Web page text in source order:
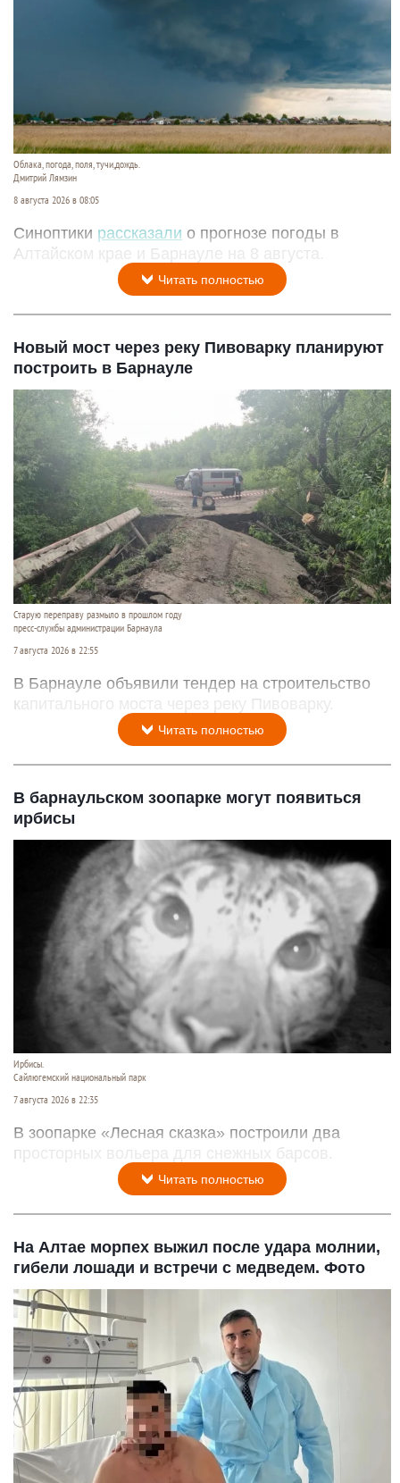
Облака, погода, поля, тучи,дождь.
Дмитрий Лямзин
8 августа 2026 в 08:05
Синоптики рассказали о прогнозе погоды в
Алтайском крае и Барнауле на 8 августа.
Читать полностью
Новый мост через реку Пивоварку планируют
построить в Барнауле
Старую переправу размыло в прошлом году
пресс-службы администрации Барнаула
7 августа 2026 в 22:55
В Барнауле объявили тендер на строительство
капитального моста через реку Пивоварку.
Читать полностью
В барнаульском зоопарке могут появиться
ирбисы
Ирбисы.
Сайлюгемский национальный парк
7 августа 2026 в 22:35
В зоопарке «Лесная сказка» построили два
просторных вольера для снежных барсов.
Читать полностью
На Алтае морпех выжил после удара молнии,
гибели лошади и встречи с медведем. Фото